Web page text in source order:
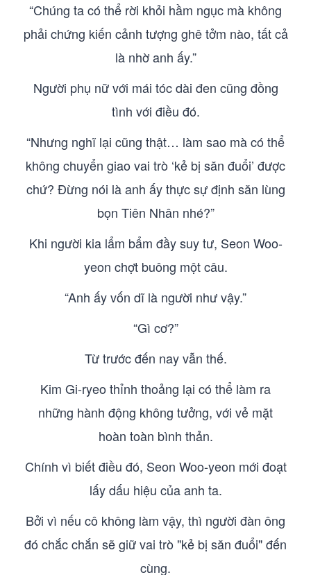
“Chúng ta có thể rời khỏi hầm ngục mà không
phải chứng kiến cảnh tượng ghê tởm nào, tất cả
là nhờ anh ấy.”
Người phụ nữ với mái tóc dài đen cũng đồng
tình với điều đó.
“Nhưng nghĩ lại cũng thật… làm sao mà có thể
không chuyển giao vai trò ‘kẻ bị săn đuổi’ được
chứ? Đừng nói là anh ấy thực sự định săn lùng
bọn Tiên Nhân nhé?”
Khi người kia lẩm bẩm đầy suy tư, Seon Woo-
yeon chợt buông một câu.
“Anh ấy vốn dĩ là người như vậy.”
“Gì cơ?”
Từ trước đến nay vẫn thế.
Kim Gi-ryeo thỉnh thoảng lại có thể làm ra
những hành động không tưởng, với vẻ mặt
hoàn toàn bình thản.
Chính vì biết điều đó, Seon Woo-yeon mới đoạt
lấy dấu hiệu của anh ta.
Bởi vì nếu cô không làm vậy, thì người đàn ông
đó chắc chắn sẽ giữ vai trò "kẻ bị săn đuổi" đến
cùng.